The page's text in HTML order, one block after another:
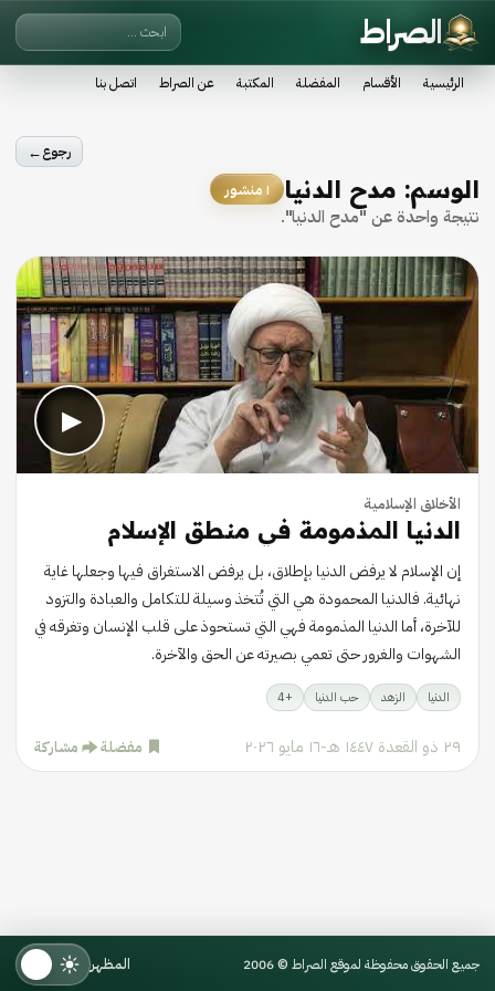
الصراط
الرئيسية الأقسام المفضلة المكتبة عن الصراط اتصل بنا
رجوع←
الوسم: مدح الدنيا ١ منشور
نتيجة واحدة عن "مدح الدنيا".
▶
الأخلاق الإسلامية
الدنيا المذمومة في منطق الإسلام
إن الإسلام لا يرفض الدنيا بإطلاق، بل يرفض الاستغراق فيها وجعلها غاية
نهائية. فالدنيا المحمودة هي التي تُتخذ وسيلة للتكامل والعبادة والتزود
للآخرة، أما الدنيا المذمومة فهي التي تستحوذ على قلب الإنسان وتغرقه في
الشهوات والغرور حتى تعمي بصيرته عن الحق والآخرة.
الدنيا الزهد حب الدنيا +
4
٢٩ ذو القعدة ١٤٤٧ هـ -١٦ مايو ٢٠٢٦ مفضلة مشاركة
جميع الحقوق محفوظة لموقع الصراط © 2006 المظهر